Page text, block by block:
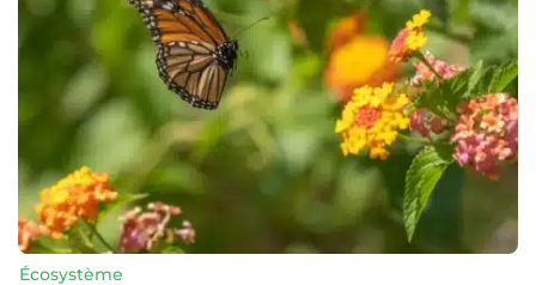
Écosystème